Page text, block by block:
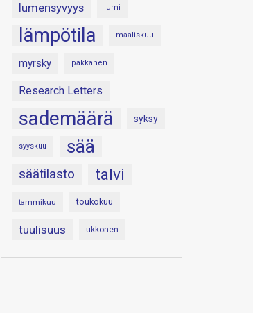
lumensyvyys lumi
lämpötila maaliskuu
myrsky pakkanen
Research Letters
sademäärä syksy
syyskuu sää
säätilasto talvi
tammikuu toukokuu
tuulisuus ukkonen